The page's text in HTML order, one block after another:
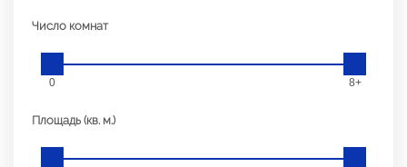
Число комнат
0 8+
Площадь (кв. м.)